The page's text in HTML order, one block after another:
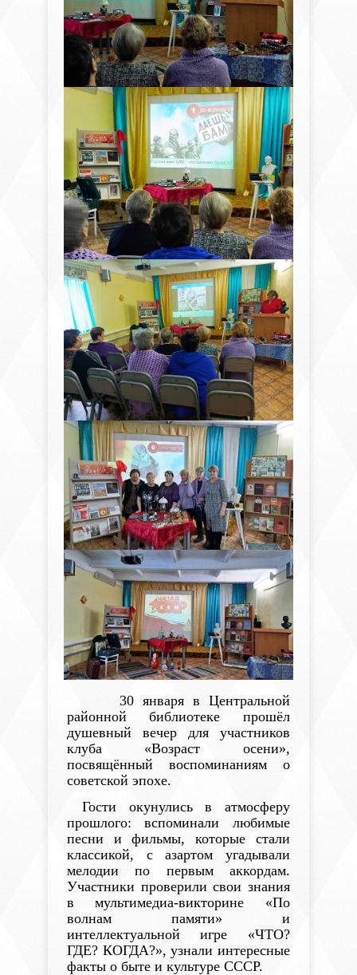
30 января в Центральной
районной библиотеке прошёл
душевный вечер для участников
клуба «Возраст осени»,
посвящённый воспоминаниям о
советской эпохе.
Гости окунулись в атмосферу
прошлого: вспоминали любимые
песни и фильмы, которые стали
классикой, с азартом угадывали
мелодии по первым аккордам.
Участники проверили свои знания
в мультимедиа-викторине «По
волнам памяти» и
интеллектуальной игре «ЧТО?
ГДЕ? КОГДА?», узнали интересные
факты о быте и культуре СССР.